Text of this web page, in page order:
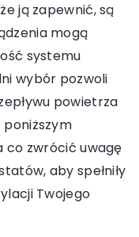
ją zapewnić, są
mogą
systemu
wybór pozwoli
powietrza
co zwrócić uwagę
aby spełniły
Twojego